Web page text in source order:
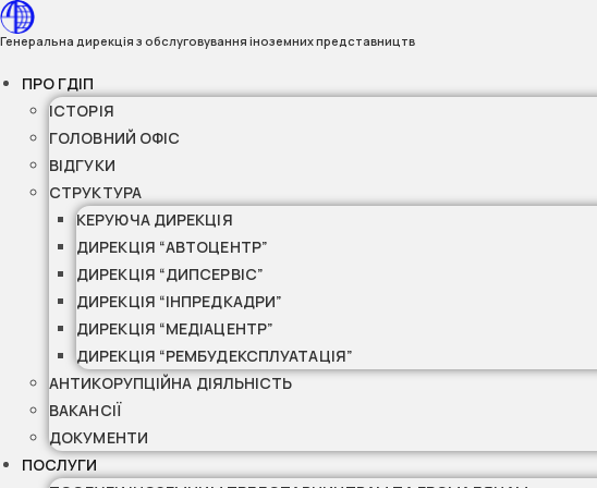
Перейти
до
Генеральна дирекція з обслуговування іноземних представництв
ПРО ГДІП
ІСТОРІЯ
ГОЛОВНИЙ ОФІС
ВІДГУКИ
СТРУКТУРА
КЕРУЮЧА ДИРЕКЦІЯ
ДИРЕКЦІЯ “АВТОЦЕНТР”
ДИРЕКЦІЯ “ДИПСЕРВІС”
ДИРЕКЦІЯ “ІНПРЕДКАДРИ”
ДИРЕКЦІЯ “МЕДІАЦЕНТР”
ДИРЕКЦІЯ “РЕМБУДЕКСПЛУАТАЦІЯ”
АНТИКОРУПЦІЙНА ДІЯЛЬНІСТЬ
ВАКАНСІЇ
ДОКУМЕНТИ
ПОСЛУГИ